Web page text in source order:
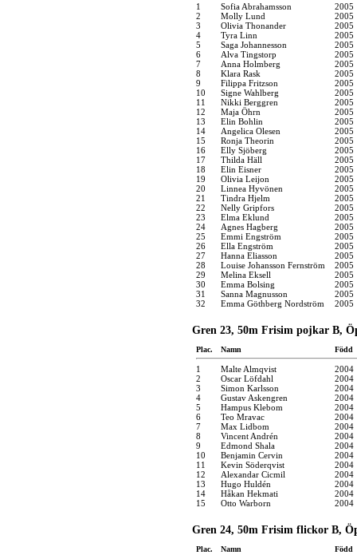
1 Sofia Abrahamsson
2005
2
Molly Lund
2005
3
Olivia Thonander
2005
4
Tyra Linn
2005
5
Saga Johannesson
2005
6
Alva Tingstorp
2005
7
Anna Holmberg
2005
8
Klara Rask
2005
9
Filippa Fritzson
2005
10
Signe Wahlberg
2005
11
Nikki Berggren
2005
12
Maja Öhrn
2005
13
Elin Bohlin
2005
14
Angelica Olesen
2005
15
Ronja Theorin
2005
16
Elly Sjöberg
2005
17
Thilda Häll
2005
18
Elin Eisner
2005
19
Olivia Leijon
2005
20
Linnea Hyvönen
2005
21
Tindra Hjelm
2005
22
Nelly Gripfors
2005
23
Elma Eklund
2005
24
Agnes Hagberg
2005
25
Emmi Engström
2005
26
Ella Engström
2005
27
Hanna Eliasson
2005
28
Louise Johansson Fernström
2005
29
Melina Eksell
2005
30
Emma Bolsing
2005
31
Sanna Magnusson
2005
32
Emma Göthberg Nordström 2005
Gren 23, 50m Frisim pojkar B,
Plac. Namn Född
1 Malte Almqvist
2004
2
Oscar Löfdahl
2004
3
Simon Karlsson
2004
4
Gustav Askengren
2004
5
Hampus Klebom
2004
6
Teo Mravac
2004
7
Max Lidbom
2004
8
Vincent Andrén
2004
9
Edmond Shala
2004
10
Benjamin Cervin
2004
11
Kevin Söderqvist
2004
12
Alexandar Cicmil
2004
13
Hugo Huldén
2004
14
Håkan Hekmati
2004
15
Otto Warborn 2004
Gren 24, 50m Frisim flickor B,
Plac. Namn Född